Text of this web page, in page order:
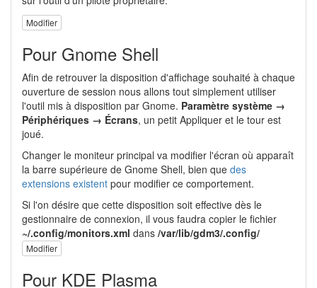
Modifier
Pour Gnome Shell
Afin de retrouver la disposition d'affichage souhaité à chaque
ouverture de session nous allons tout simplement utiliser
l'outil mis à disposition par Gnome. Paramètre système →
Périphériques → Écrans, un petit Appliquer et le tour est
joué.
Changer le moniteur principal va modifier l'écran où apparaît
la barre supérieure de Gnome Shell, bien que des
extensions existent pour modifier ce comportement.
Si l'on désire que cette disposition soit effective dès le
gestionnaire de connexion, il vous faudra copier le fichier
~/.config/monitors.xml dans /var/lib/gdm3/.config/
Modifier
Pour KDE Plasma